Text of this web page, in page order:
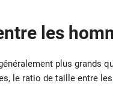
les
plus grands
le ratio de taille entre les